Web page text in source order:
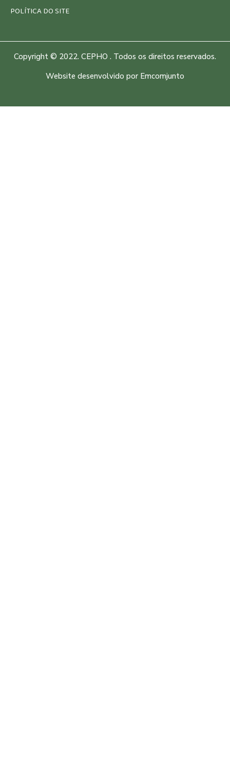
POLÍTICA DO SITE
Copyright © 2022. CEPHO . Todos os direitos reservados.
Website desenvolvido por Emcomjunto